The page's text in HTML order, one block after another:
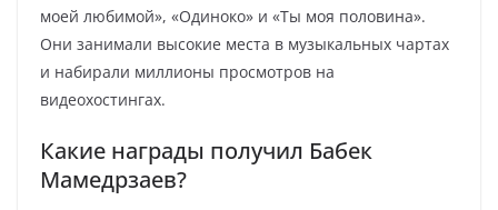
моей любимой», «Одиноко» и «Ты моя половина».
Они занимали высокие места в музыкальных чартах
и набирали миллионы просмотров на
видеохостингах.
Какие награды получил Бабек
Мамедрзаев?